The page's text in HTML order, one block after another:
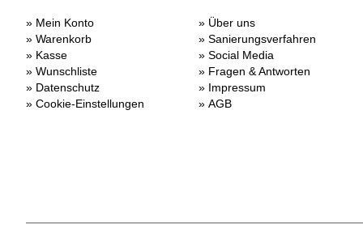
Mein Konto
Warenkorb
Kasse
Wunschliste
Datenschutz
Cookie-Einstellungen
Über uns
Sanierungsverfahren
Social Media
Fragen & Antworten
Impressum
AGB